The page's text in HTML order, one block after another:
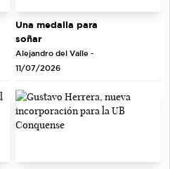
Una medalla para
soñar
Alejandro del Valle -
11/07/2026